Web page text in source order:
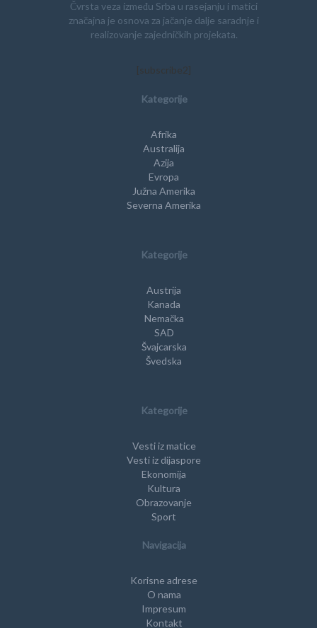
Čvrsta veza između Srba u rasejanju i matici
značajna je osnova za jačanje dalje saradnje i
realizovanje zajedničkih projekata.
[subscribe2]
Kategorije
Afrika
Australija
Azija
Evropa
Južna Amerika
Severna Amerika
Kategorije
Austrija
Kanada
Nemačka
SAD
Švajcarska
Švedska
Kategorije
Vesti iz matice
Vesti iz dijaspore
Ekonomija
Kultura
Obrazovanje
Sport
Navigacija
Korisne adrese
O nama
Impresum
Kontakt